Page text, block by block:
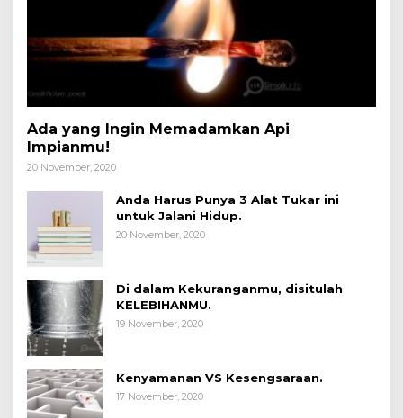
Ada yang Ingin Memadamkan Api
Impianmu!
20 November, 2020
Anda Harus Punya 3 Alat Tukar ini
untuk Jalani Hidup.
20 November, 2020
Di dalam Kekuranganmu, disitulah
KELEBIHANMU.
19 November, 2020
Kenyamanan VS Kesengsaraan.
17 November, 2020